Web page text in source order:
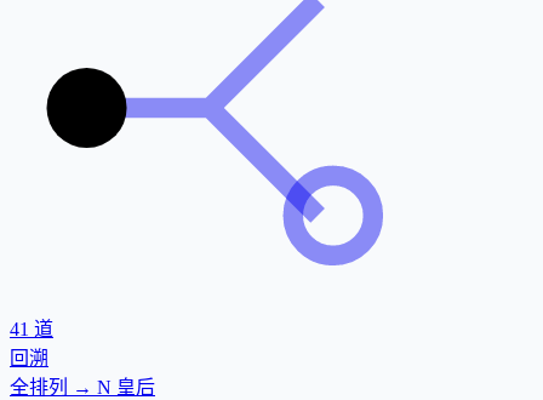
41 道
回溯
全排列 → N 皇后